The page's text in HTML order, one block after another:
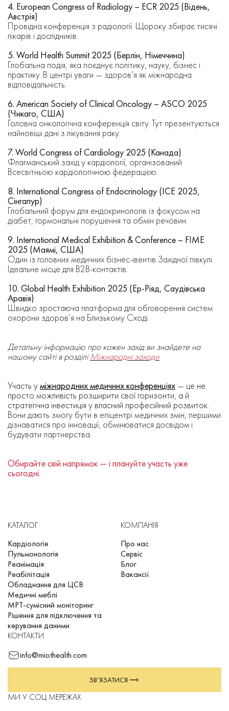
4. European Congress of Radiology – ECR 2025 (Відень,
Австрія)
Провідна конференція з радіології. Щороку збирає тисячі
лікарів і дослідників.
5. World Health Summit 2025 (Берлін, Німеччина)
Глобальна подія, яка поєднує політику, науку, бізнес і
практику. В центрі уваги — здоров’я як міжнародна
відповідальність.
6. American Society of Clinical Oncology – ASCO 2025
(Чикаго, США)
Головна онкологічна конференція світу. Тут презентуються
найновіші дані з лікування раку.
7. World Congress of Cardiology 2025 (Канада)
Флагманський захід у кардіології, організований
Всесвітньою кардіологічною федерацією.
8. International Congress of Endocrinology (ICE 2025,
Сінгапур)
Глобальний форум для ендокринологів із фокусом на
діабет, гормональні порушення та обмін речовин.
9. International Medical Exhibition & Conference – FIME
2025 (Маямі, США)
Один із головних медичних бізнес-івентів Західної півкулі.
Ідеальне місце для B2B-контактів.
10. Global Health Exhibition 2025 (Ер-Ріяд, Саудівська
Аравія)
Швидко зростаюча платформа для обговорення систем
охорони здоров’я на Близькому Сході.
Детальну інформацію про кожен захід ви знайдете на
нашому сайті в розділіМіжнародні заходи
Участь уміжнародних медичних конференціях — це не
просто можливість розширити свої горизонти, а й
стратегічна інвестиція у власний професійний розвиток.
Вони дають змогу бути в епіцентрі медичних змін, першими
дізнаватися про інновації, обмінюватися досвідом і
будувати партнерства.
Обирайте свій напрямок — і плануйте участь уже
сьогодні.
КАТАЛОГ
Кардіологія
Пульмонологія
Реанімація
Реабілітація
Обладнання для ЦСВ
Медичні меблі
МРТ-сумісний моніторинг
Рішення для підключення та
керування даними
КОМПАНІЯ
Про нас
Сервіс
Блог
Вакансії
КОНТАКТИ
info@miothealth.com
ЗВ’ЯЗАТИСЯ
МИ У СОЦ МЕРЕЖАХ